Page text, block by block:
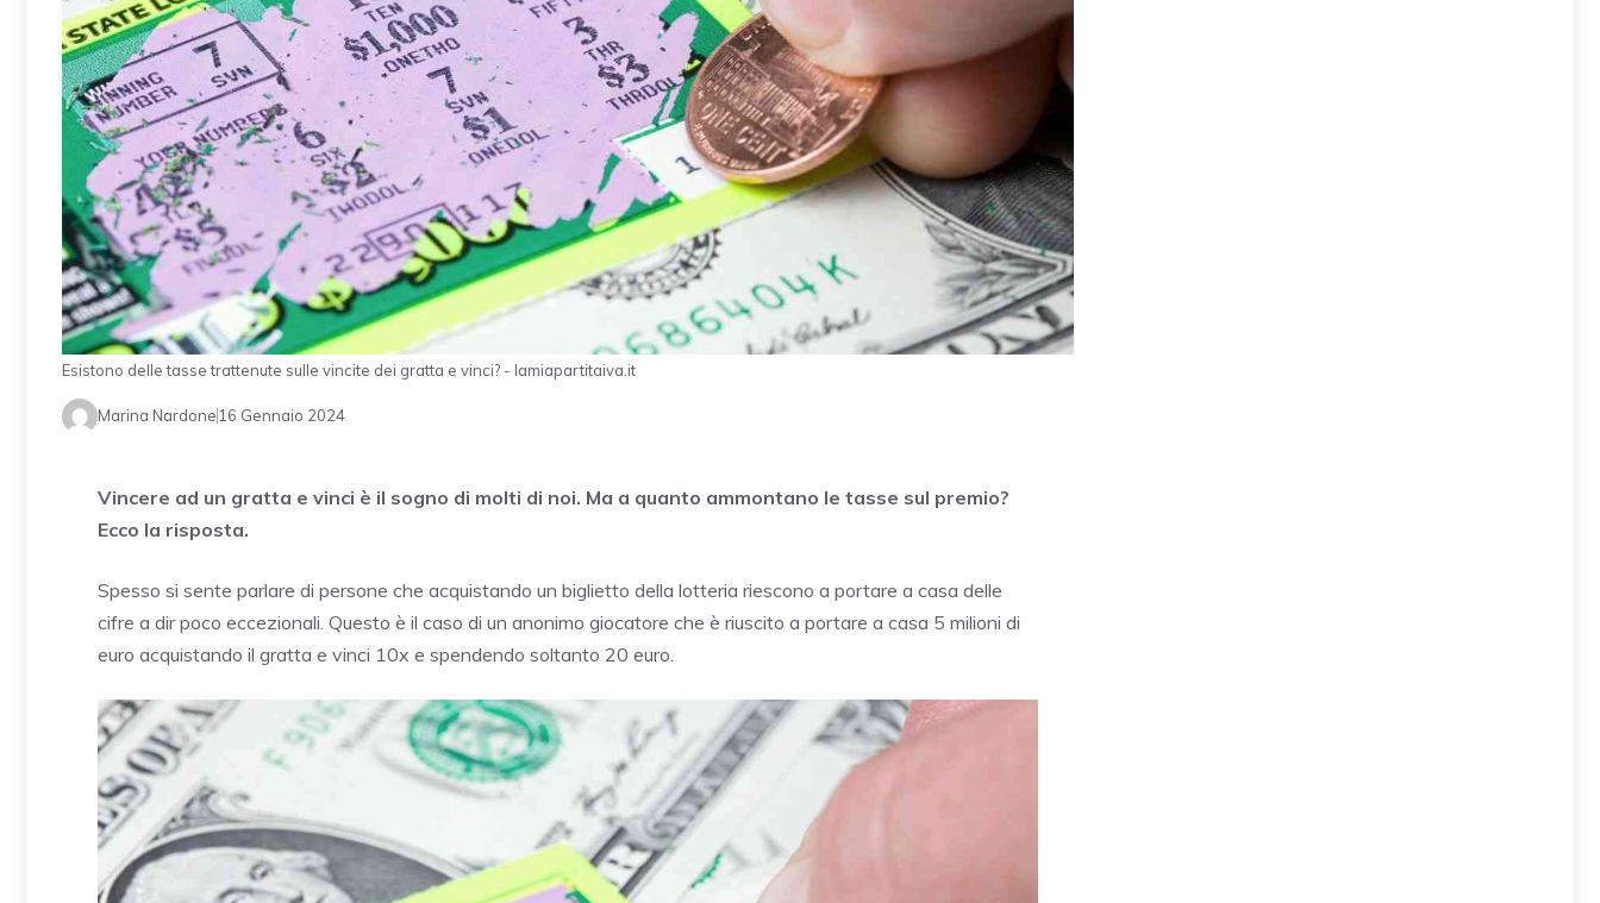
Esistono delle tasse trattenute sulle vincite dei gratta e vinci? - lamiapartitaiva.it
Marina Nardone 16 Gennaio 2024
Vincere ad un gratta e vinci è il sogno di molti di noi. Ma a quanto ammontano le tasse sul premio?
Ecco la risposta.
Spesso si sente parlare di persone che acquistando un biglietto della lotteria riescono a portare a casa delle
cifre a dir poco eccezionali. Questo è il caso di un anonimo giocatore che è riuscito a portare a casa 5 milioni di
euro acquistando il gratta e vinci 10x e spendendo soltanto 20 euro.